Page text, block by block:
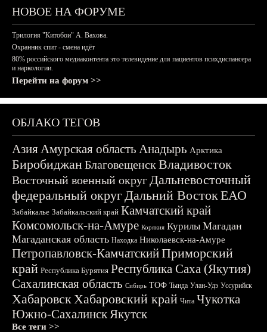
НОВОЕ НА ФОРУМЕ
Трилогия "Китобои" А. Вахова.
Охранник спит - смена идёт
80% российского медиаконтента это телевидение для пациентов психдиспансера
и наркологии.
Перейти на форум >>
ОБЛАКО ТЕГОВ
АзияАмурская область Анадырь Арктика
БиробиджанБлаговещенскВладивосток
Восточный военный округДальневосточный
федеральный округДальний ВостокЕАО
Забайкалье Забайкальский край Камчатский край
Комсомольск-на-Амуре Корякия Курилы Магадан
Магаданская область Находка Николаевск-на-Амуре
Петропавловск-КамчатскийПриморский
край Республика Бурятия Республика Саха (Якутия)
Сахалинская область Сибирь ТОФ Тында Улан-Удэ Уссурийск
ХабаровскХабаровский край Чита Чукотка
Южно-СахалинскЯкутск
Все теги >>